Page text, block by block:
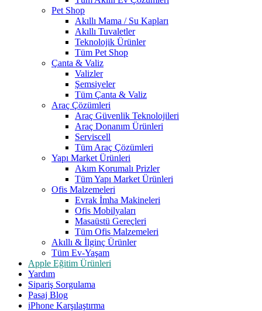
Pet Shop
Akıllı Mama / Su Kapları
Akıllı Tuvaletler
Teknolojik Ürünler
Tüm Pet Shop
Çanta & Valiz
Valizler
Şemsiyeler
Tüm Çanta & Valiz
Araç Çözümleri
Araç Güvenlik Teknolojileri
Araç Donanım Ürünleri
Serviscell
Tüm Araç Çözümleri
Yapı Market Ürünleri
Akım Korumalı Prizler
Tüm Yapı Market Ürünleri
Ofis Malzemeleri
Evrak İmha Makineleri
Ofis Mobilyaları
Masaüstü Gereçleri
Tüm Ofis Malzemeleri
Akıllı & İlginç Ürünler
Tüm Ev-Yaşam
Apple Eğitim Ürünleri
Yardım
Sipariş Sorgulama
Pasaj Blog
iPhone Karşılaştırma